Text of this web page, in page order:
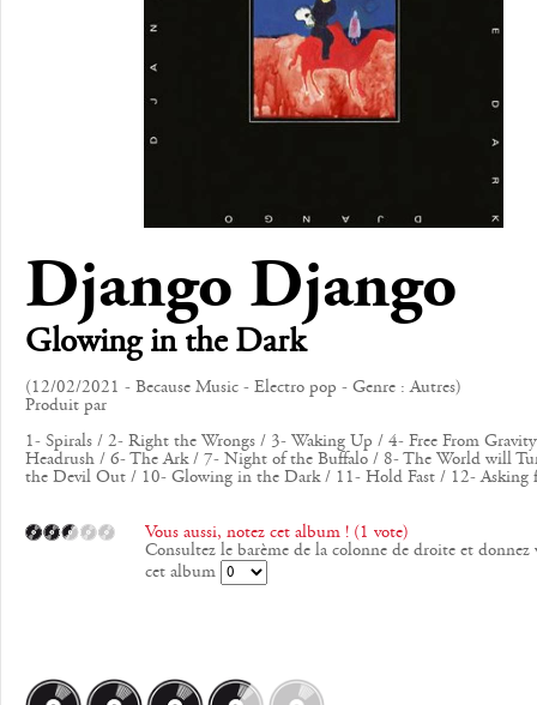
Django Django
Glowing in the Dark
(12/02/2021 - Because Music - Electro pop - Genre : Autres)
Produit par
1- Spirals / 2- Right the Wrongs / 3- Waking Up / 4- Free From
Headrush / 6- The Ark / 7- Night of the Buffalo / 8- The World will
the Devil Out / 10- Glowing in the Dark / 11- Hold Fast / 12- Asking
Vous aussi, notez cet album ! (1 vote)
Consultez le barème de la colonne de droite et donnez
cet album